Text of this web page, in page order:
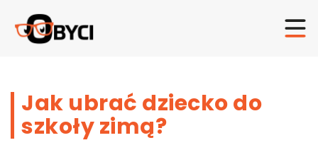
Jak ubrać dziecko do
szkoły zimą?